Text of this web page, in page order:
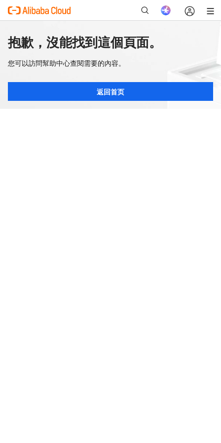
抱歉，沒能找到這個頁面。
您可以訪問幫助中心查閱需要的內容。
返回首页